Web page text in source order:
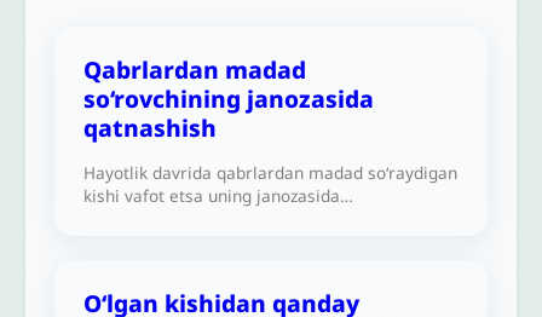
Qabrlardan madad
so‘rovchining janozasida
qatnashish
Hayotlik davrida qabrlardan madad so‘raydigan
kishi vafot etsa uning janozasida
O‘lgan kishidan qanday